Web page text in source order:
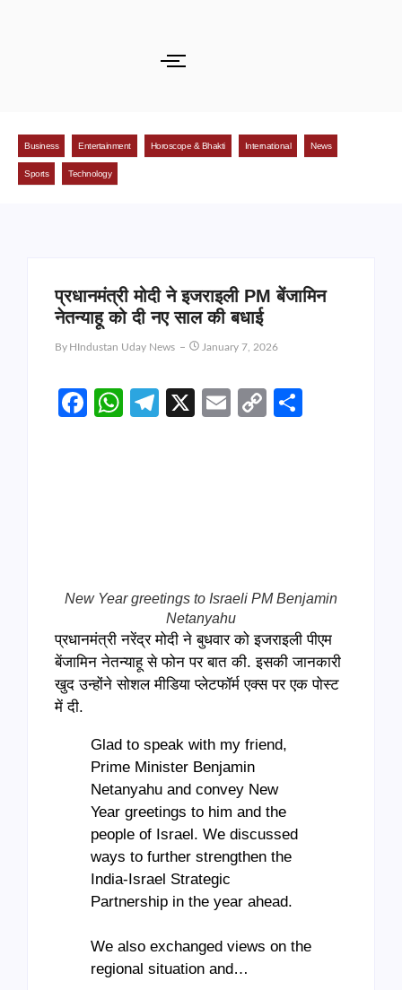
Business Entertainment Horoscope & Bhakti International News
Sports Technology
प्रधानमंत्री मोदी ने इजराइली PM बेंजामिन
नेतन्याहू को दी नए साल की बधाई
By HIndustan Uday News January 7, 2026
Facebook
WhatsApp
Telegram
X EmailCopy
New Year greetings to Israeli PM Benjamin
Netanyahu
प्रधानमंत्री नरेंद्र मोदी ने बुधवार को इजराइली पीएम
बेंजामिन नेतन्याहू से फोन पर बात की. इसकी जानकारी
खुद उन्होंने सोशल मीडिया प्लेटफॉर्म एक्स पर एक पोस्ट
में दी.
Glad to speak with my friend,
Prime Minister Benjamin
Netanyahu and convey New
Year greetings to him and the
people of Israel. We discussed
ways to further strengthen the
India-Israel Strategic
Partnership in the year ahead.
We also exchanged views on the
regional situation and…